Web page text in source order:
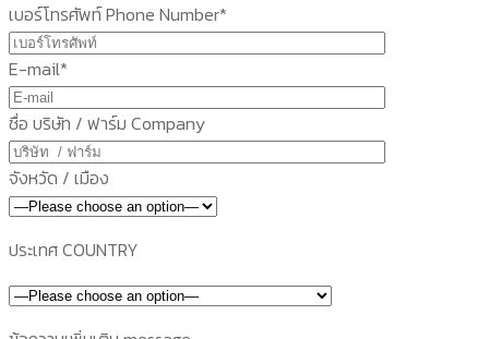
เบอร์โทรศัพท์ Phone Number*
E-mail*
ชื่อ บริษัท / ฟาร์ม Company
จังหวัด / เมือง
ประเทศ COUNTRY